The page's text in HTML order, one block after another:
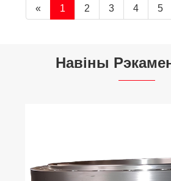
« 1 2 3 4 5
Навіны